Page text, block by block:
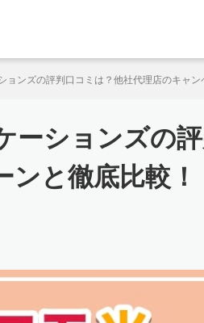
ョンズの評判口コミは？他社代理店のキャン
ーションズの
と徹底比較！